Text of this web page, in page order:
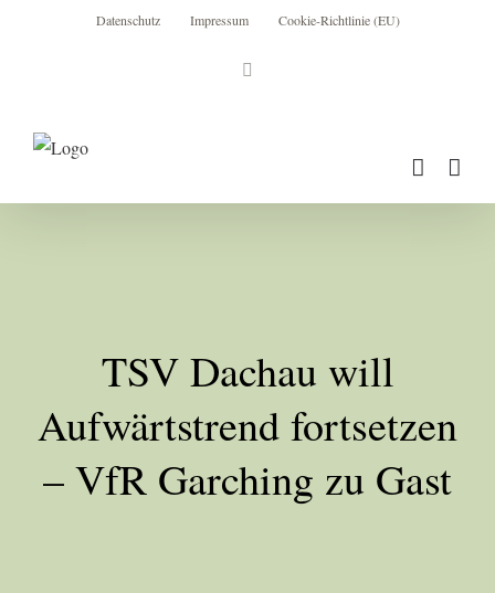
Datenschutz Impressum Cookie-Richtlinie (EU)
TSV Dachau will
Aufwärtstrend fortsetzen
– VfR Garching zu Gast